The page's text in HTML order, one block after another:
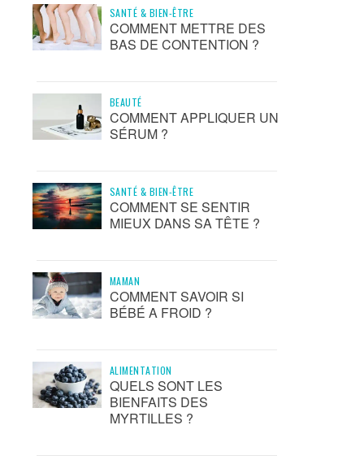
SANTÉ & BIEN-ÊTRE
COMMENT METTRE DES
BAS DE CONTENTION ?
BEAUTÉ
COMMENT APPLIQUER UN
SÉRUM ?
SANTÉ & BIEN-ÊTRE
COMMENT SE SENTIR
MIEUX DANS SA TÊTE ?
MAMAN
COMMENT SAVOIR SI
BÉBÉ A FROID ?
ALIMENTATION
QUELS SONT LES
BIENFAITS DES
MYRTILLES ?